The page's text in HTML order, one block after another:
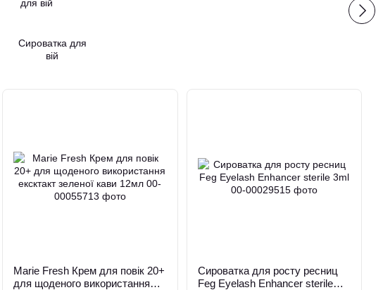
Сироватка для
вій
Marie Fresh Крем для повік 20+
для щоденого використання
Сироватка для росту ресниц
Feg Eyelash Enhancer sterile